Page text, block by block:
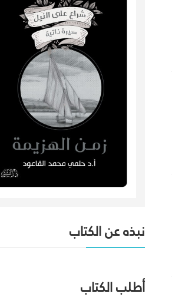
نبذه عن الكتاب
أطلب الكتاب